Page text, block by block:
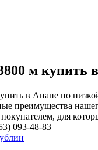
м купить
в Анапе по
преимущества
для
093-48-83